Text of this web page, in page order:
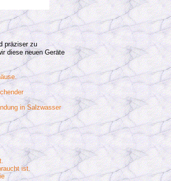
präziser zu
diese neuen Geräte
in Salzwasser
ist.